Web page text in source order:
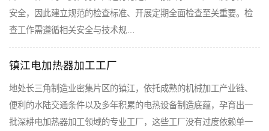
安全，因此建立规范的检查标准、开展定期全面检查至关重要。检
查工作需遵循相关安全与技术规…
镇江电加热器加工工厂
地处长三角制造业密集片区的镇江，依托成熟的机械加工产业链、
便利的水陆交通条件以及多年积累的电热设备制造底蕴，孕育出一
批深耕电加热器加工领域的专业工厂，这些工厂没有过度依赖单一